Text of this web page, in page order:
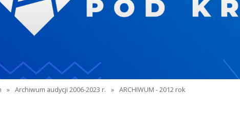
» Archiwum audycji 2006-2023 r. » ARCHIWUM - 2012 rok